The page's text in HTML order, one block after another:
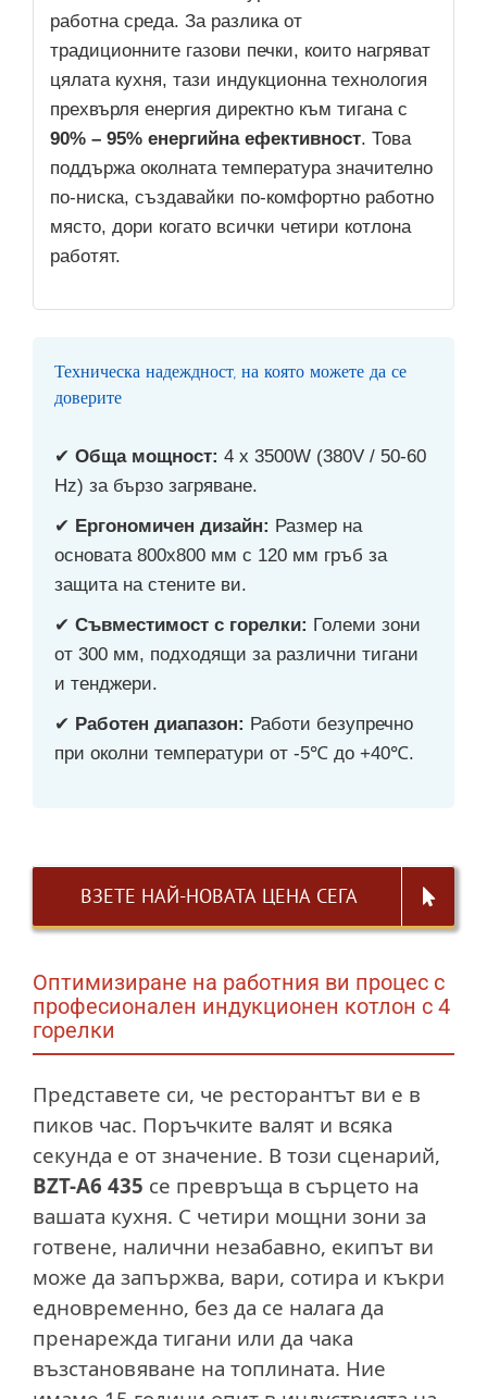
работна среда. За разлика от
традиционните газови печки, които нагряват
цялата кухня, тази индукционна технология
прехвърля енергия директно към тигана с
90% – 95% енергийна ефективност. Това
поддържа околната температура значително
по-ниска, създавайки по-комфортно работно
място, дори когато всички четири котлона
работят.
Техническа надеждност, на която можете да се
доверите
✔ Обща мощност: 4 x 3500W (380V / 50-60
Hz) за бързо загряване.
✔ Ергономичен дизайн: Размер на
основата 800x800 мм с 120 мм гръб за
защита на стените ви.
✔ Съвместимост с горелки: Големи зони
от 300 мм, подходящи за различни тигани
и тенджери.
✔ Работен диапазон: Работи безупречно
при околни температури от -5℃ до +40℃.
ВЗЕТЕ НАЙ-НОВАТА ЦЕНА СЕГА
Оптимизиране на работния ви процес с
професионален индукционен котлон с 4
горелки
Представете си, че ресторантът ви е в
пиков час. Поръчките валят и всяка
секунда е от значение. В този сценарий,
BZT-A6 435 се превръща в сърцето на
вашата кухня. С четири мощни зони за
готвене, налични незабавно, екипът ви
може да запържва, вари, сотира и къкри
едновременно, без да се налага да
пренарежда тигани или да чака
възстановяване на топлината. Ние